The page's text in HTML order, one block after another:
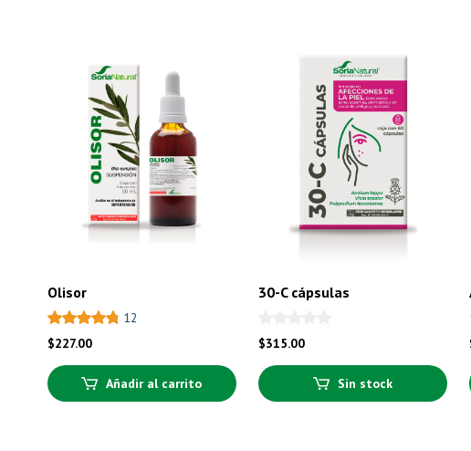
Olisor
12
$227.00
Añadir al carrito
30-C cápsulas
$315.00
Sin stock